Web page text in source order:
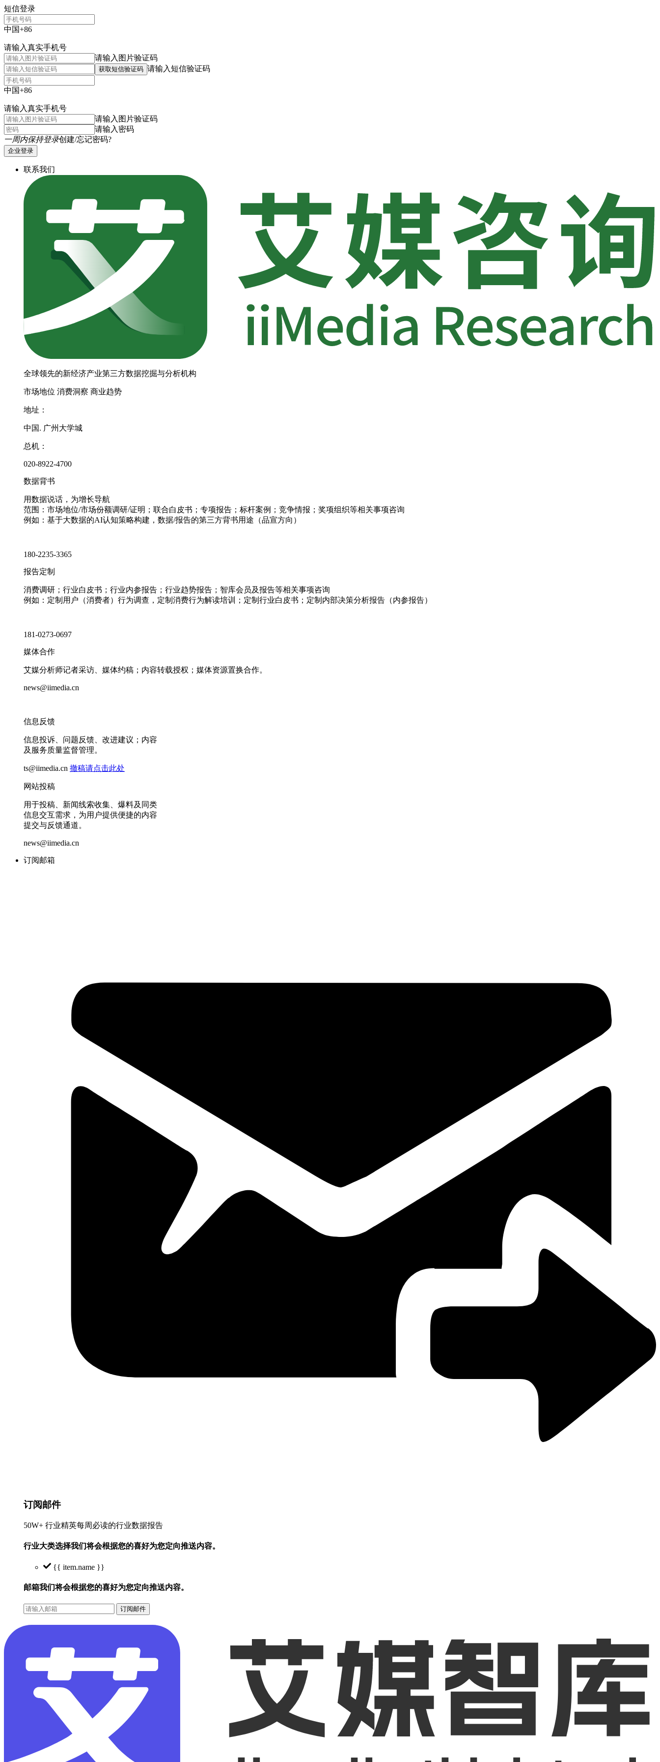
短信登录
中国+86
请输入真实手机号
请输入图片验证码
获取短信验证码 请输入短信验证码
中国+86
请输入真实手机号
请输入图片验证码
请输入密码
一周内保持登录创建/忘记密码?
企业登录
联系我们
全球领先的新经济产业第三方数据挖掘与分析机构
市场地位 消费洞察 商业趋势
地址：
中国. 广州大学城
总机：
020-8922-4700
数据背书
用数据说话，为增长导航
范围：市场地位/市场份额调研/证明；联合白皮书；专项报告；标杆案例；竞争情报；奖项组织等相关事项咨询
例如：基于大数据的AI认知策略构建，数据/报告的第三方背书用途（品宣方向）
180-2235-3365
报告定制
消费调研；行业白皮书；行业内参报告；行业趋势报告；智库会员及报告等相关事项咨询
例如：定制用户（消费者）行为调查，定制消费行为解读培训；定制行业白皮书；定制内部决策分析报告（内参报告）
181-0273-0697
媒体合作
艾媒分析师记者采访、媒体约稿；内容转载授权；媒体资源置换合作。
news@iimedia.cn
信息反馈
信息投诉、问题反馈、改进建议；内容
及服务质量监督管理。
ts@iimedia.cn 撤稿请点击此处
网站投稿
用于投稿、新闻线索收集、爆料及同类
信息交互需求，为用户提供便捷的内容
提交与反馈通道。
news@iimedia.cn
订阅邮箱
订阅邮件
50W+ 行业精英每周必读的行业数据报告
行业大类选择我们将会根据您的喜好为您定向推送内容。
{{ item.name }}
邮箱我们将会根据您的喜好为您定向推送内容。
订阅邮件